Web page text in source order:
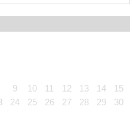
9 10 11 12 13 14
15
24 25 26 27 28 29
30